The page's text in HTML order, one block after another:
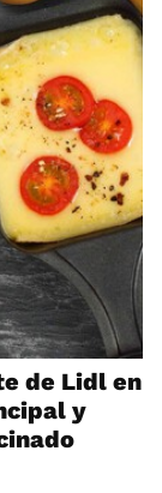
de Lidl en
y